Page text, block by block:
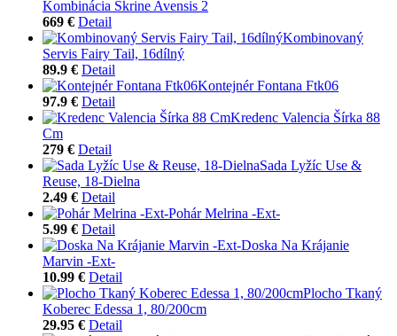
Kombinácia Skrine Avensis 2
669 € Detail
Kombinovaný
Servis Fairy Tail, 16dílný
89.9 € Detail
Kontejnér Fontana Ftk06
97.9 € Detail
Kredenc Valencia Šírka 88
Cm
279 € Detail
Sada Lyžíc Use &
Reuse, 18-Dielna
2.49 € Detail
Pohár Melrina -Ext-
5.99 € Detail
Doska Na Krájanie
Marvin -Ext-
10.99 € Detail
Plocho Tkaný
Koberec Edessa 1, 80/200cm
29.95 € Detail